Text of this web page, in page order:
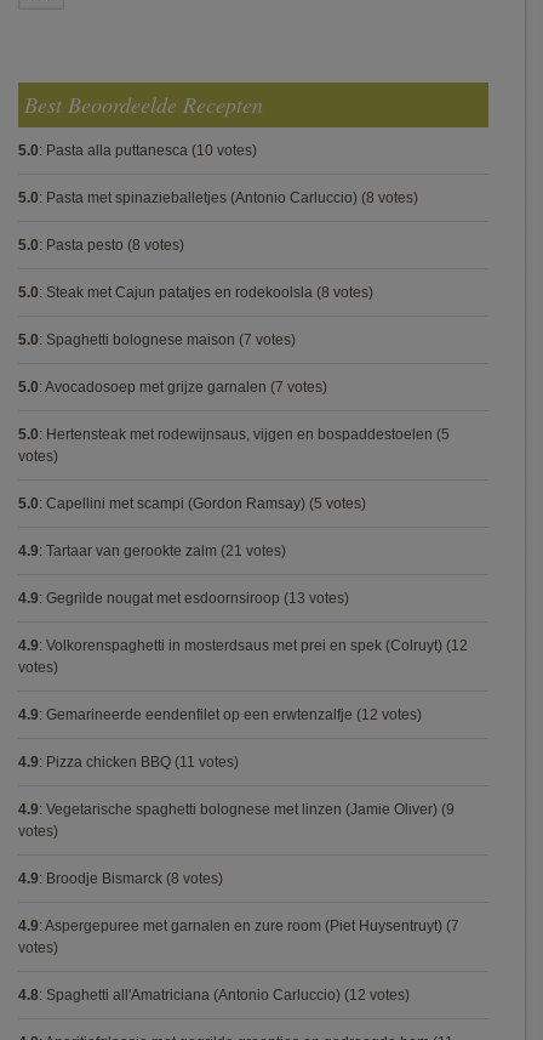
Best Beoordeelde Recepten
5.0: Pasta alla puttanesca (10 votes)
5.0: Pasta met spinazieballetjes (Antonio Carluccio) (8 votes)
5.0: Pasta pesto (8 votes)
5.0: Steak met Cajun patatjes en rodekoolsla (8 votes)
5.0: Spaghetti bolognese maison (7 votes)
5.0: Avocadosoep met grijze garnalen (7 votes)
5.0: Hertensteak met rodewijnsaus, vijgen en bospaddestoelen (5
votes)
5.0: Capellini met scampi (Gordon Ramsay) (5 votes)
4.9: Tartaar van gerookte zalm (21 votes)
4.9: Gegrilde nougat met esdoornsiroop (13 votes)
4.9: Volkorenspaghetti in mosterdsaus met prei en spek (Colruyt) (12
votes)
4.9: Gemarineerde eendenfilet op een erwtenzalfje (12 votes)
4.9: Pizza chicken BBQ (11 votes)
4.9: Vegetarische spaghetti bolognese met linzen (Jamie Oliver) (9
votes)
4.9: Broodje Bismarck (8 votes)
4.9: Aspergepuree met garnalen en zure room (Piet Huysentruyt) (7
votes)
4.8: Spaghetti all'Amatriciana (Antonio Carluccio) (12 votes)